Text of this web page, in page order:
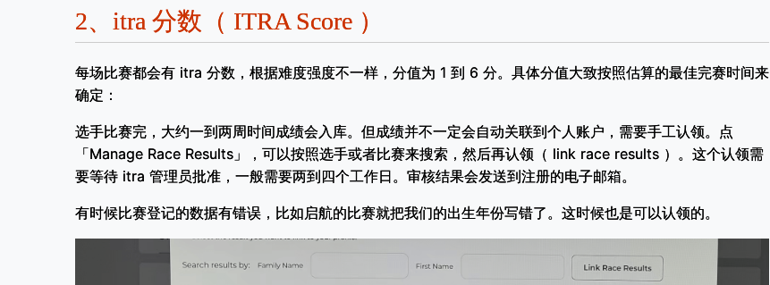
2、 itra 分数（ ITRA Score ）
每场比赛都会有 itra 分数，根据难度强度不一样，分值为 1 到 6 分。具体分值大致按照估算的最佳完赛时间来
确定：
选手比赛完，大约一到两周时间成绩会入库。但成绩并不一定会自动关联到个人账户，需要手工认领。点
「Manage Race Results」，可以按照选手或者比赛来搜索，然后再认领（ link race results ）。这个认领需
要等待 itra 管理员批准，一般需要两到四个工作日。审核结果会发送到注册的电子邮箱。
有时候比赛登记的数据有错误，比如启航的比赛就把我们的出生年份写错了。这时候也是可以认领的。